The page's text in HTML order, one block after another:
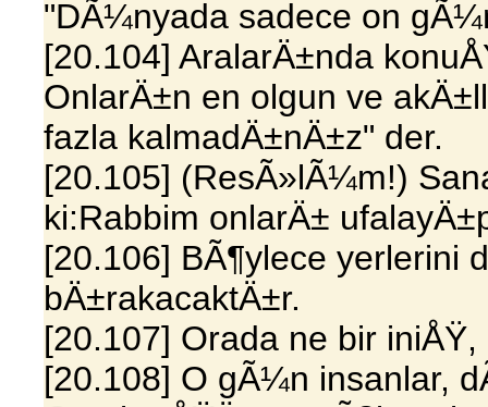
"DÃ¼nyada sadece on
[20.104] AralarÄ±nda
OnlarÄ±n en olgun ve
fazla kalmadÄ±nÄ±z" der.
[20.105] (ResÃ»lÃ¼m!)
ki:Rabbim onlarÄ±
[20.106] BÃ¶ylece yerlerini
bÄ±rakacaktÄ±r.
[20.107] Orada ne bir
[20.108] O gÃ¼n insanlar,